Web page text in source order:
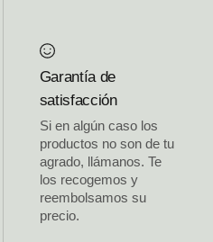
Garantía de
satisfacción
Si en algún caso los
productos no son de tu
agrado, llámanos. Te
los recogemos y
reembolsamos su
precio.